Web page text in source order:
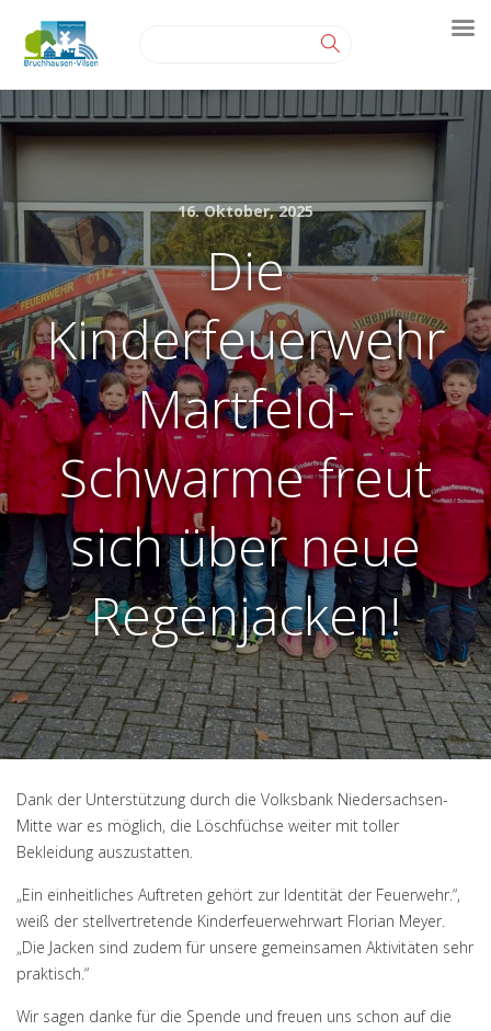
16. Oktober, 2025
Die
Kinderfeuerwehr
Martfeld-
Schwarme freut
sich über neue
Regenjacken!
Dank der Unterstützung durch die Volksbank Niedersachsen-
Mitte war es möglich, die Löschfüchse weiter mit toller
Bekleidung auszustatten.
„Ein einheitliches Auftreten gehört zur Identität der Feuerwehr.“,
weiß der stellvertretende Kinderfeuerwehrwart Florian Meyer.
„Die Jacken sind zudem für unsere gemeinsamen Aktivitäten sehr
praktisch.“
Wir sagen danke für die Spende und freuen uns schon auf die